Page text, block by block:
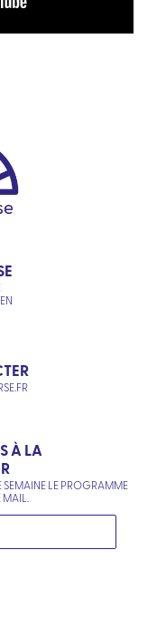
À LA
SEMAINE LE PROGRAMME